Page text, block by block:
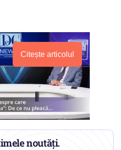
Citește articolul
noutăți.